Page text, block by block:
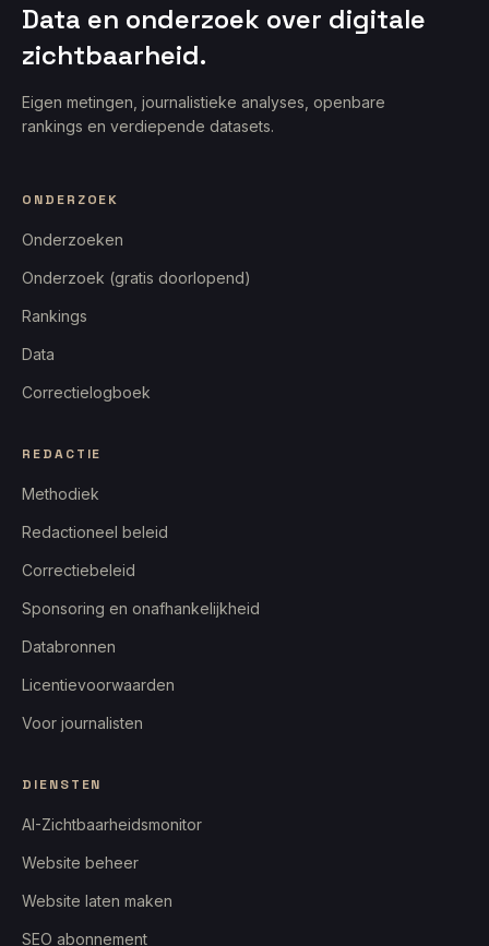
Data en onderzoek over digitale
zichtbaarheid.
Eigen metingen, journalistieke analyses, openbare
rankings en verdiepende datasets.
ONDERZOEK
Onderzoeken
Onderzoek (gratis doorlopend)
Rankings
Data
Correctielogboek
REDACTIE
Methodiek
Redactioneel beleid
Correctiebeleid
Sponsoring en onafhankelijkheid
Databronnen
Licentievoorwaarden
Voor journalisten
DIENSTEN
AI-Zichtbaarheidsmonitor
Website beheer
Website laten maken
SEO abonnement